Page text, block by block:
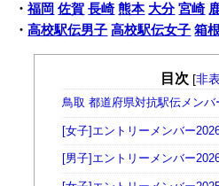
・福岡 佐賀 長崎 熊本 大分 宮崎
・高校駅伝男子 高校駅伝女子 箱
目次 [非
鳥取 都道府県対抗駅伝メンバ
[女子]エントリーメンバー
[男子]エントリーメンバー